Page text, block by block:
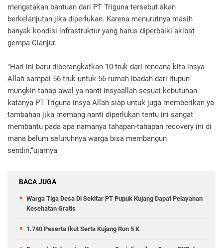
mengatakan bantuan dari PT Triguna tersebut akan
berkelanjutan jika diperlukan. Karena menurutnya masih
banyak kondisi infrastruktur yang harus diperbaiki akibat
gempa Cianjur.
"Hari ini baru diberangkatkan 10 truk dari rencana kita insya
Allah sampai 56 truk untuk 56 rumah ibadah dari itupun
mungkin tahap awal ya nanti insyaallah sesuai kebutuhan
katanya PT Triguna insya Allah siap untuk juga memberikan ya
tambahan jika memang nanti diperlukan tentu ini sangat
membantu pada apa namanya tahapan-tahapan recovery ini di
mana belum seluruhnya warga bisa membangun
sendiri,"ujarnya
BACA JUGA
Warga Tiga Desa Di Sekitar PT Pupuk Kujang Dapat Pelayanan
Kesehatan Gratis
1.740 Peserta Ikut Serta Kujang Run 5 K